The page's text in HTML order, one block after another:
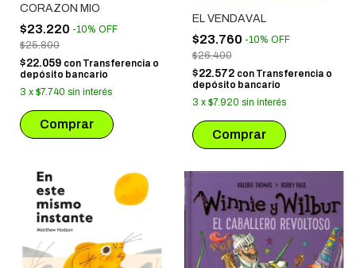
CORAZON MIO
$23.220 -10% OFF
$25.800
$22.059 con Transferencia o
depósito bancario
3 x $7.740 sin interés
EL VENDAVAL
$23.760 -10% OFF
$26.400
$22.572 con Transferencia o
depósito bancario
3 x $7.920 sin interés